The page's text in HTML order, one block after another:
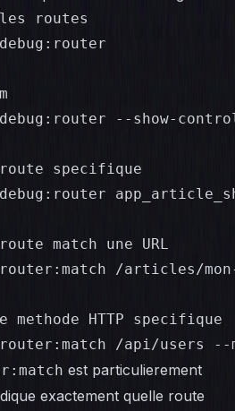
routes
debug:router --show-
specifique
match une URL
/articles/
methode HTTP specifique
/api/users --
est particulierement
exactement quelle route